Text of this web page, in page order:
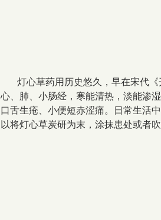
灯心草药用历史悠久，早在宋代
心、肺、小肠经，寒能清热，淡能渗
口舌生疮、小便短赤涩痛。日常生活
以将灯心草炭研为末，涂抹患处或者吹